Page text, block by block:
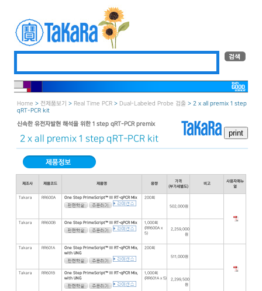
Home > 전제품보기 > Real Time PCR > Dual-Labeled Probe 검출 > 2 x all premix 1 step
qRT-PCR kit
신속한 유전자발현 해석을 위한 1 step qRT-PCR premix
2 x all premix 1 step qRT-PCR kit
제조사 제품코드 제품명 용량
가격
(부가세별도)
비고
사용자매뉴
얼
Takara RR600A One Step PrimeScript™ III RT-qPCR Mix 200회
502,000원
Takara RR600B One Step PrimeScript™ III RT-qPCR Mix
1,000회
(RR600A x
5)
2,259,000
원
Takara RR601A
One Step PrimeScript™ III RT-qPCR Mix,
with UNG
200회
511,000원
Takara RR601B
One Step PrimeScript™ III RT-qPCR Mix,
with UNG
1,000회
(RR601A x 5)
2,299,500
원